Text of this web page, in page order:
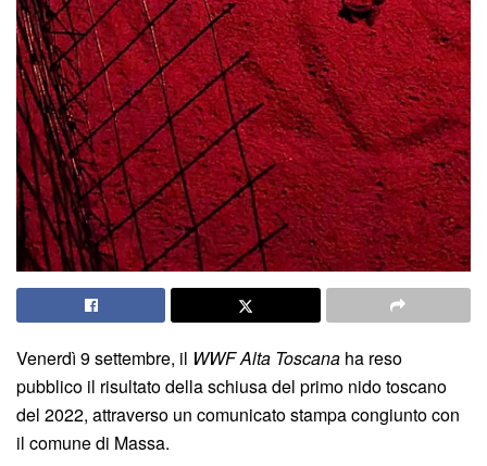
Venerdì 9 settembre, il WWF Alta Toscana ha reso
pubblico il risultato della schiusa del primo nido toscano
del 2022, attraverso un comunicato stampa congiunto con
il comune di Massa.